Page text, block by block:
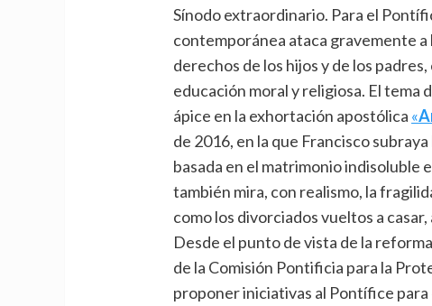
Sínodo extraordinario. Para el
contemporánea ataca gravemente a
derechos de los hijos y de los
educación moral y religiosa. El tema
ápice en la exhortación apostólica «
de 2016, en la que Francisco
basada en el matrimonio indisoluble
también mira, con realismo, la
como los divorciados vueltos a
Desde el punto de vista de la
de la Comisión Pontificia para la
proponer iniciativas al Pontífice